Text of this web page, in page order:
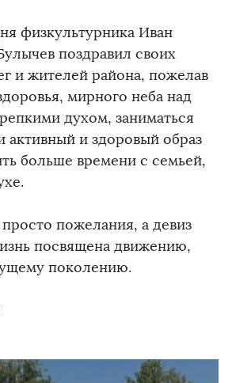
физкультурника Иван
поздравил своих
и жителей района, пожелав
мирного неба над
духом, заниматься
активный и здоровый образ
больше времени с семьей,
пожелания, а девиз
посвящена движению,
поколению.